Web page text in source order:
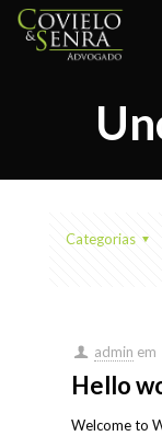
Categorias
admin em
Hello
Welcome to